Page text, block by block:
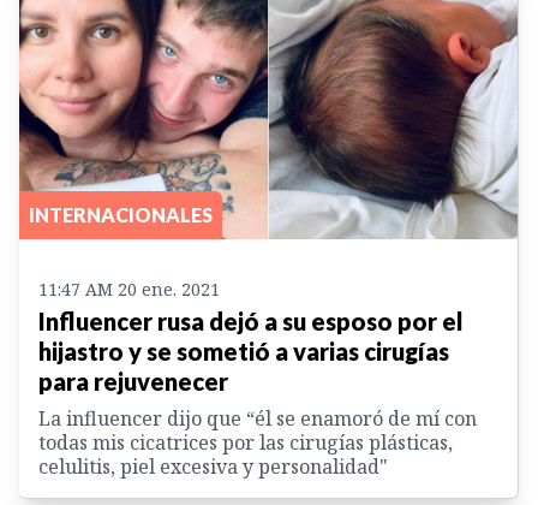
INTERNACIONALES
11:47 AM 20 ene. 2021
Influencer rusa dejó a su esposo por el
hijastro y se sometió a varias cirugías
para rejuvenecer
La influencer dijo que “él se enamoró de mí con
todas mis cicatrices por las cirugías plásticas,
celulitis, piel excesiva y personalidad"